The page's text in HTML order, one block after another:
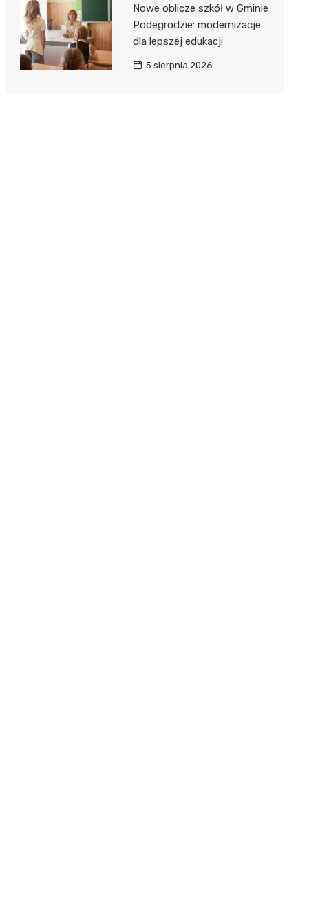
Nowe oblicze szkół w Gminie
Podegrodzie: modernizacje
dla lepszej edukacji
5 sierpnia 2026